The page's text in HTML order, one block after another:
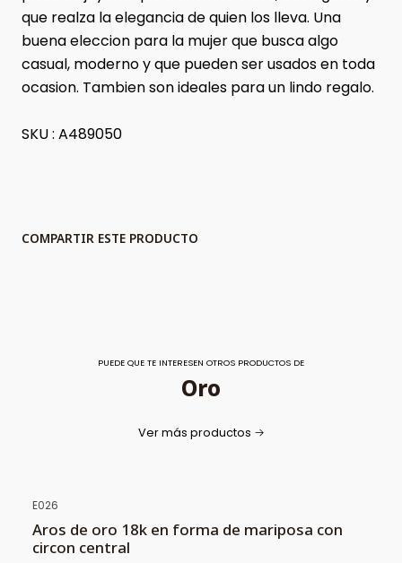
que realza la elegancia de quien los lleva. Una
buena eleccion para la mujer que busca algo
casual, moderno y que pueden ser usados en toda
ocasion. Tambien son ideales para un lindo regalo.
SKU : A489050
COMPARTIR ESTE PRODUCTO
PUEDE QUE TE INTERESEN OTROS PRODUCTOS DE
Oro
Ver más productos
E026
Aros de oro 18k en forma de mariposa con
circon central